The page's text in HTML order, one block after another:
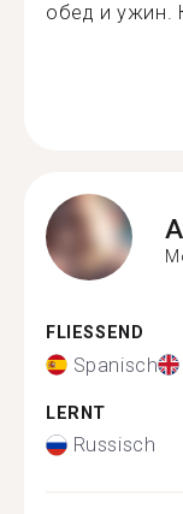
обед и ужин.
FLIESSEND
Spanisch
LERNT
Russisch